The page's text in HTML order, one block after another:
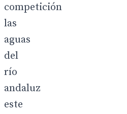
competición
las
aguas
del
río
andaluz
este